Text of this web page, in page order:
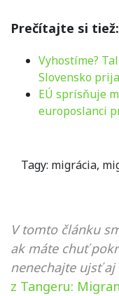
Prečítajte si tiež:
Vyhostíme?
Slovensko
EÚ sprísňuje
europoslanci
Tagy: migrácia,
V tomto článku
ak máte chuť
nenechajte ujsť
z Tangeru: